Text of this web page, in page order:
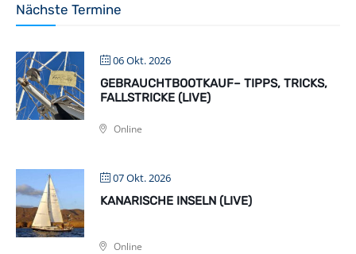
Nächste Termine
06 Okt. 2026
GEBRAUCHTBOOTKAUF– TIPPS, TRICKS,
FALLSTRICKE (LIVE)
Online
07 Okt. 2026
KANARISCHE INSELN (LIVE)
Online